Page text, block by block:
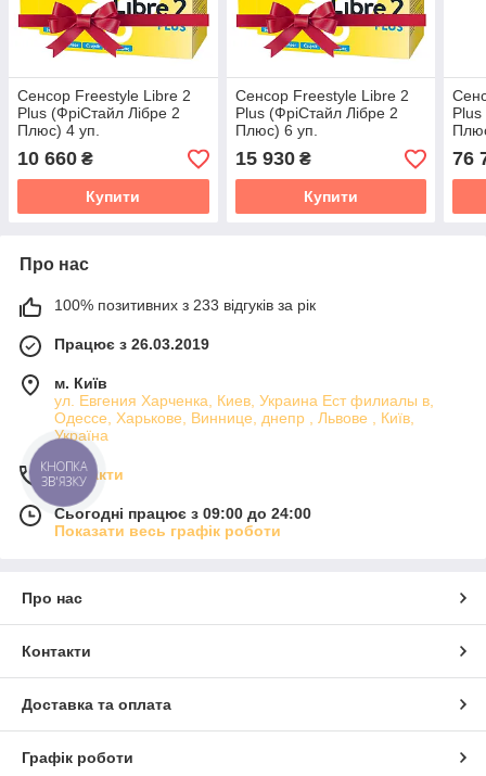
Сенсор Freestyle Libre 2
Plus (ФріСтайл Лібре 2
Плюс) 4 уп.
10 660 ₴
Купити
Сенсор Freestyle Libre 2
Plus (ФріСтайл Лібре 2
Плюс) 6 уп.
15 930₴
Купити
Plus
76
Про нас
100% позитивних з 233 відгуків за рік
Працює з 26.03.2019
м. Київ
ул. Евгения Харченка, Киев, Украина Ест филиалы в,
Одессе, Харькове, Виннице, днепр , Львове , Київ,
Україна
Контакти
Сьогодні працює з 09:00 до 24:00
Показати весь графік роботи
Про нас
Контакти
Доставка та оплата
Графік роботи
КНОПКА
ЗВ'ЯЗКУ